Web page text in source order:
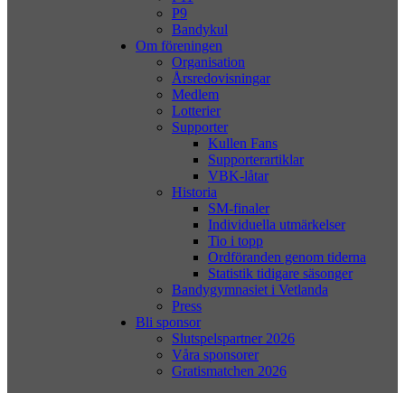
P9
Bandykul
Om föreningen
Organisation
Årsredovisningar
Medlem
Lotterier
Supporter
Kullen Fans
Supporterartiklar
VBK-låtar
Historia
SM-finaler
Individuella utmärkelser
Tio i topp
Ordföranden genom tiderna
Statistik tidigare säsonger
Bandygymnasiet i Vetlanda
Press
Bli sponsor
Slutspelspartner 2026
Våra sponsorer
Gratismatchen 2026